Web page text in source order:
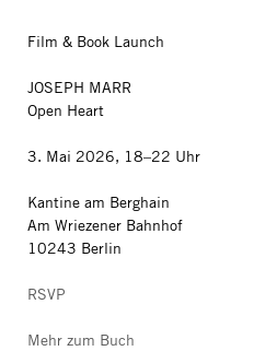
Film & Book Launch
JOSEPH MARR
Open Heart
3. Mai 2026, 18–22 Uhr
Kantine am Berghain
Am Wriezener Bahnhof
10243 Berlin
RSVP
Mehr zum Buch